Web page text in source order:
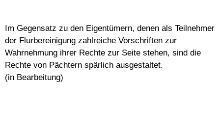
Im Gegensatz zu den Eigentümern, denen als Teilnehmer
der Flurbereinigung zahlreiche Vorschriften zur
Wahrnehmung ihrer Rechte zur Seite stehen, sind die
Rechte von Pächtern spärlich ausgestaltet.
(in Bearbeitung)